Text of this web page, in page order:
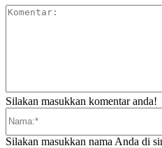
Silakan masukkan komentar anda!
Silakan masukkan nama Anda di